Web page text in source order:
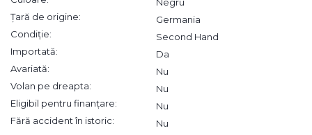
Țară de origine:
Germania
Condiție:
Second Hand
Importată:
Da
Avariată:
Nu
Volan pe dreapta:
Nu
Eligibil pentru finanțare:
Nu
Fără accident în istoric:
Nu